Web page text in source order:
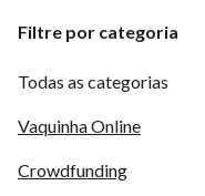
Filtre por categoria
Todas as categorias
Vaquinha Online
Crowdfunding